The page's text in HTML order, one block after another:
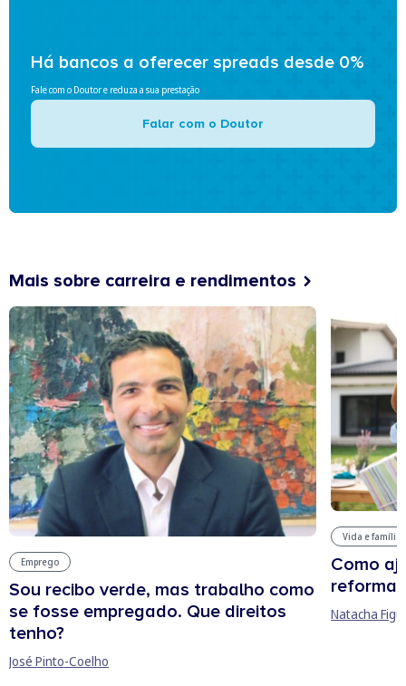
Há bancos a oferecer spreads desde 0%
Fale com o Doutor e reduza a sua prestação
Falar com o Doutor
Mais sobre carreira e rendimentos
Emprego
Sou recibo verde, mas trabalho como
se fosse empregado. Que direitos
tenho?
José Pinto-Coelho
Vida e família
Como
reforma
Natacha